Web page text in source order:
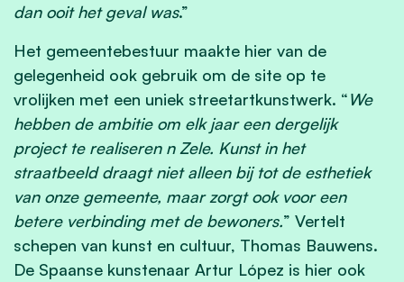
dan ooit het geval was.”
Het gemeentebestuur maakte hier van de
gelegenheid ook gebruik om de site op te
vrolijken met een uniek streetartkunstwerk. “We
hebben de ambitie om elk jaar een dergelijk
project te realiseren n Zele. Kunst in het
straatbeeld draagt niet alleen bij tot de esthetiek
van onze gemeente, maar zorgt ook voor een
betere verbinding met de bewoners.” Vertelt
schepen van kunst en cultuur, Thomas Bauwens.
De Spaanse kunstenaar Artur López is hier ook